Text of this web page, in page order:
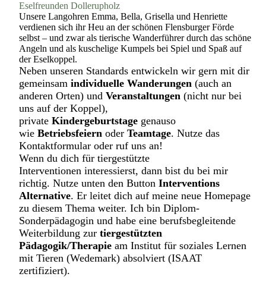
Eselfreunden Dollerupholz
Unsere Langohren Emma, Bella, Grisella und Henriette
verdienen sich ihr Heu an der schönen Flensburger Förde
selbst – und zwar als tierische Wanderführer durch das schöne
Angeln und als kuschelige Kumpels bei Spiel und Spaß auf
der Eselkoppel.
Neben unseren Standards entwickeln wir gern mit dir
gemeinsam individuelle Wanderungen (auch an
anderen Orten) und Veranstaltungen (nicht nur bei
uns auf der Koppel),
private Kindergeburtstage genauso
wie Betriebsfeiern oder Teamtage. Nutze das
Kontaktformular oder ruf uns an!
Wenn du dich für tiergestützte
Interventionen interessierst, dann bist du bei mir
richtig. Nutze unten den Button Interventions
Alternative. Er leitet dich auf meine neue Homepage
zu diesem Thema weiter. Ich bin Diplom-
Sonderpädagogin und habe eine berufsbegleitende
Weiterbildung zur tiergestützten
Pädagogik/Therapie am Institut für soziales Lernen
mit Tieren (Wedemark) absolviert (ISAAT
zertifiziert).